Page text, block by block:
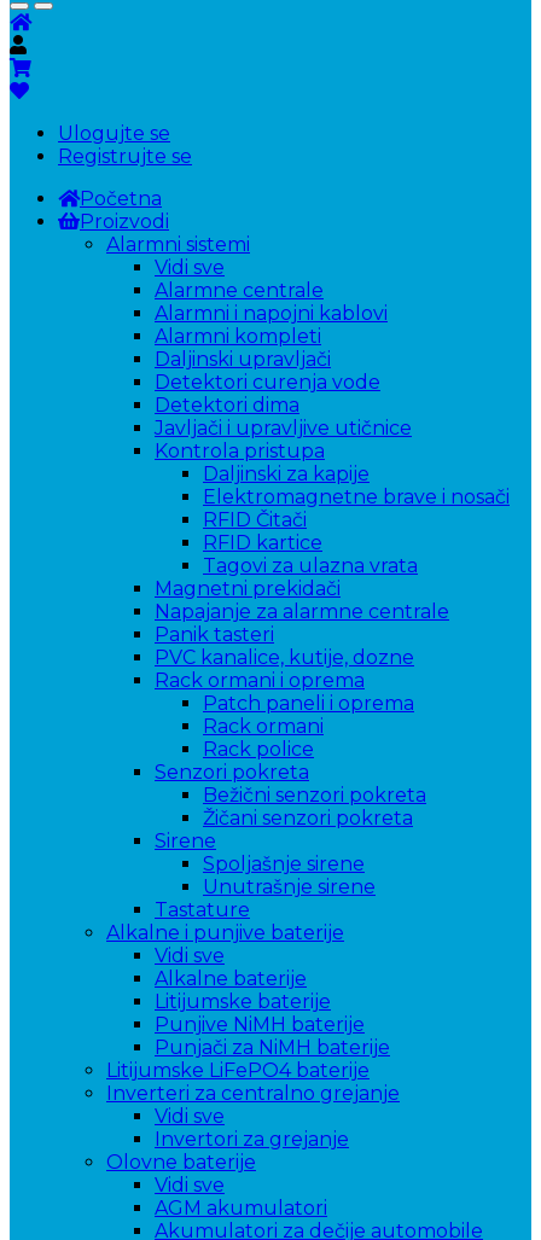
Ulogujte se
Registrujte se
Početna
Proizvodi
Alarmni sistemi
Vidi sve
Alarmne centrale
Alarmni i napojni kablovi
Alarmni kompleti
Daljinski upravljači
Detektori curenja vode
Detektori dima
Javljači i upravljive utičnice
Kontrola pristupa
Daljinski za kapije
Elektromagnetne brave i nosači
RFID Čitači
RFID kartice
Tagovi za ulazna vrata
Magnetni prekidači
Napajanje za alarmne centrale
Panik tasteri
PVC kanalice, kutije, dozne
Rack ormani i oprema
Patch paneli i oprema
Rack ormani
Rack police
Senzori pokreta
Bežični senzori pokreta
Žičani senzori pokreta
Sirene
Spoljašnje sirene
Unutrašnje sirene
Tastature
Alkalne i punjive baterije
Vidi sve
Alkalne baterije
Litijumske baterije
Punjive NiMH baterije
Punjači za NiMH baterije
Litijumske LiFePO4 baterije
Inverteri za centralno grejanje
Vidi sve
Invertori za grejanje
Olovne baterije
Vidi sve
AGM akumulatori
Akumulatori za dečije automobile